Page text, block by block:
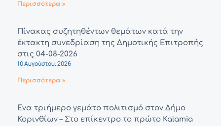
Περισσότερα »
Πίνακας συζητηθέντων θεμάτων κατά την
έκτακτη συνεδρίαση της Δημοτικής Επιτροπής
στις 04-08-2026
10 Αυγούστου, 2026
Περισσότερα »
Ένα τριήμερο γεμάτο πολιτισμό στον Δήμο
Κορινθίων – Στο επίκεντρο το πρώτο Kalamia